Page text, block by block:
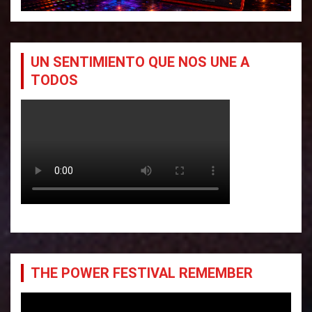
e
n
UN SENTIMIENTO QUE NOS UNE A
TODOS
THE POWER FESTIVAL REMEMBER